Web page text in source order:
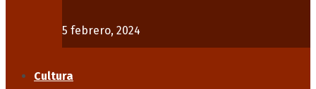
5 febrero, 2024
Cultura